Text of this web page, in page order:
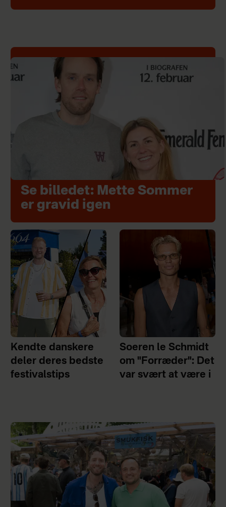
Se billedet: Mette Sommer
er gravid igen
Kendte danskere
deler deres bedste
festivalstips
Soeren le Schmidt
om "Forræder": Det
var svært at være i